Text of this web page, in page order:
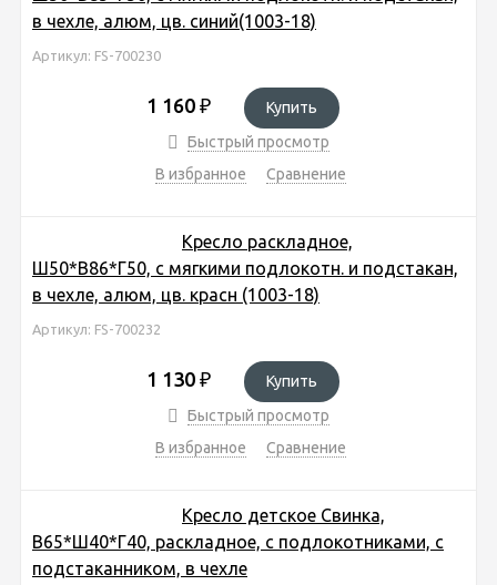
в чехле, алюм, цв. синий(1003-18)
Артикул: FS-700230
1 160 ₽
Купить
Быстрый просмотр
В избранное
Сравнение
Кресло раскладное,
Ш50*В86*Г50, с мягкими подлокотн. и подстакан,
в чехле, алюм, цв. красн (1003-18)
Артикул: FS-700232
1 130 ₽
Купить
Быстрый просмотр
В избранное
Сравнение
Кресло детское Свинка,
В65*Ш40*Г40, раскладное, с подлокотниками, с
подстаканником, в чехле